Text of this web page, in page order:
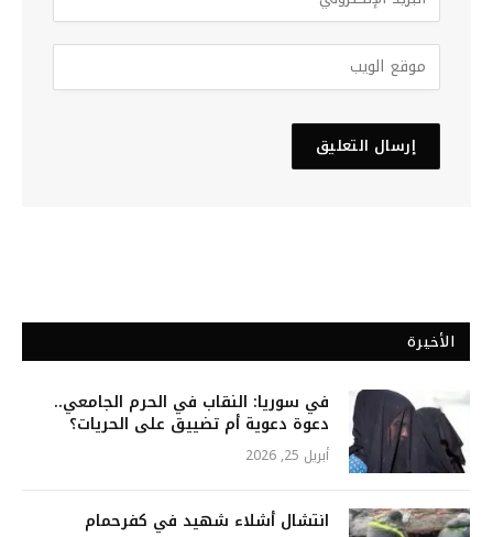
الأخيرة
في سوريا: النقاب في الحرم الجامعي..
دعوة دعوية أم تضييق على الحريات؟
أبريل 25, 2026
انتشال أشلاء شهيد في كفرحمام